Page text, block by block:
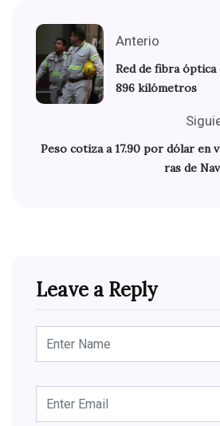
Anterio
Red de fibra óptica
896 kilómetros
Peso cotiza a 17.90 por dólar en
ras de
Leave a Reply